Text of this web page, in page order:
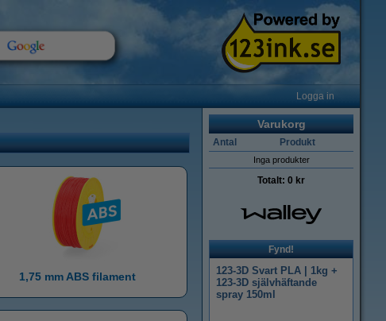
Logga in
1,75 mm ABS filament
Varukorg
Antal Produkt
Inga produkter
Totalt: 0 kr
Fynd!
123-3D Svart PLA | 1kg +
123-3D självhäftande
spray 150ml